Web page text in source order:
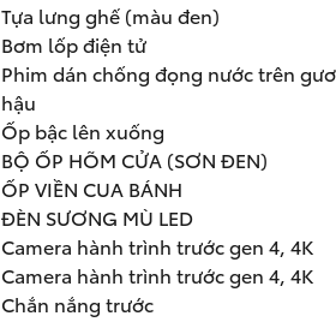
Tựa lưng ghế (màu đen)
Bơm lốp điện tử
Phim dán chống đọng nước trên
hậu
Ốp bậc lên xuống
BỘ ỐP HÕM CỬA (SƠN ĐEN)
ỐP VIỀN CUA BÁNH
ĐÈN SƯƠNG MÙ LED
Camera hành trình trước gen 4, 4K
Camera hành trình trước gen 4, 4K
Chắn nắng trước